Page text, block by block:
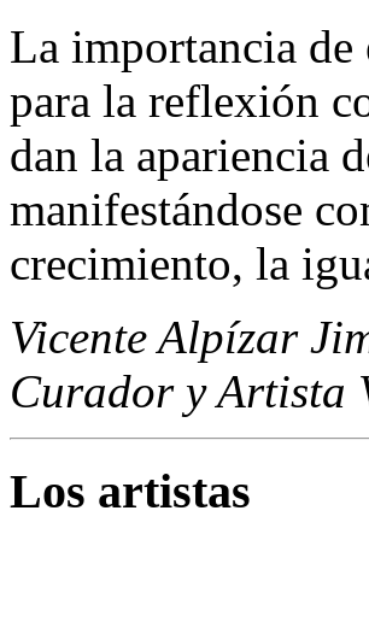
La importancia de
para la reflexión
dan la apariencia
manifestándose
crecimiento, la
Vicente Alpízar
Curador y Artista
Los artistas